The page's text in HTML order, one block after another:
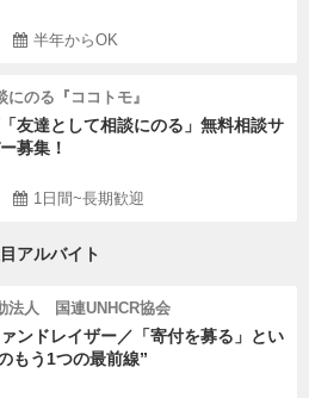
半年からOK
のる『ココトモ』
友達として相談にのる」無料相談サ
募集！
1日間~長期歓迎
アルバイト
法人 国連UNHCR協会
ァンドレイザー／「寄付を募る」とい
もう1つの最前線”